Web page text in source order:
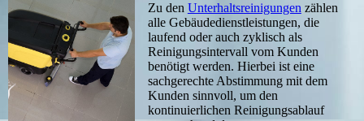
Zu den Unterhaltsreinigungen zählen
alle Gebäudedienstleistungen, die
laufend oder auch zyklisch als
Reinigungsintervall vom Kunden
benötigt werden. Hierbei ist eine
sachgerechte Abstimmung mit dem
Kunden sinnvoll, um den
kontinuierlichen Reinigungsablauf